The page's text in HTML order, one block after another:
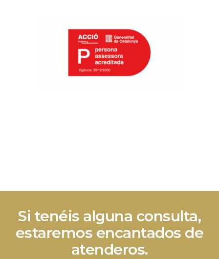
Si tenéis alguna consulta,
estaremos encantados de
atenderos.